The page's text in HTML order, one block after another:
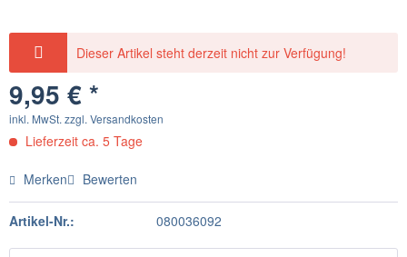
Dieser Artikel steht derzeit nicht zur Verfügung!
9,95 € *
inkl. MwSt. zzgl. Versandkosten
Lieferzeit ca. 5 Tage
Merken Bewerten
Artikel-Nr.: 080036092